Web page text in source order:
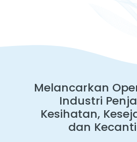
Melancarkan
Industri
Kesihatan,
dan